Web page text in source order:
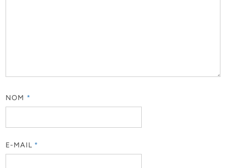
NOM *
E-MAIL *